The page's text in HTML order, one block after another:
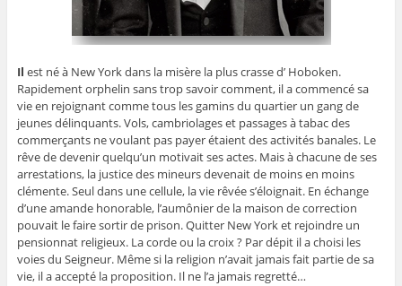
Il est né à New York dans la misère la plus crasse d’ Hoboken.
Rapidement orphelin sans trop savoir comment, il a commencé sa
vie en rejoignant comme tous les gamins du quartier un gang de
jeunes délinquants. Vols, cambriolages et passages à tabac des
commerçants ne voulant pas payer étaient des activités banales. Le
rêve de devenir quelqu’un motivait ses actes. Mais à chacune de ses
arrestations, la justice des mineurs devenait de moins en moins
clémente. Seul dans une cellule, la vie rêvée s’éloignait. En échange
d’une amande honorable, l’aumônier de la maison de correction
pouvait le faire sortir de prison. Quitter New York et rejoindre un
pensionnat religieux. La corde ou la croix ? Par dépit il a choisi les
voies du Seigneur. Même si la religion n’avait jamais fait partie de sa
vie, il a accepté la proposition. Il ne l’a jamais regretté…